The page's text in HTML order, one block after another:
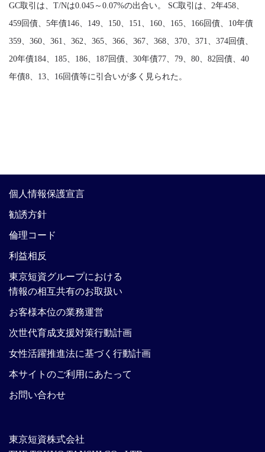
GC取引は、T/Nは0.045～0.07%の出合い。 SC取引は、2年458、
459回債、5年債146、149、150、151、160、165、166回債、10年債
359、360、361、362、365、366、367、368、370、371、374回債、
20年債184、185、186、187回債、30年債77、79、80、82回債、40
年債8、13、16回債等に引合いが多く見られた。
東京短資株式会社
個人情報保護宣言
勧誘方針
倫理コード
利益相反
東京短資グループにおける
情報の相互共有のお取扱い
お客様本位の業務運営
次世代育成支援対策行動計画
女性活躍推進法に基づく行動計画
本サイトのご利用にあたって
お問い合わせ